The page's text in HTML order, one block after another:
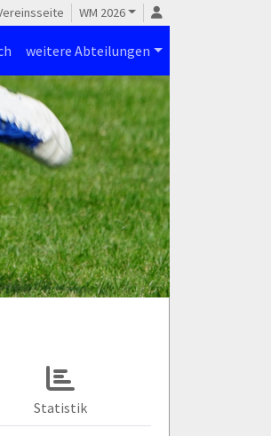
WM 2026
weitere Abteilungen
Statistik